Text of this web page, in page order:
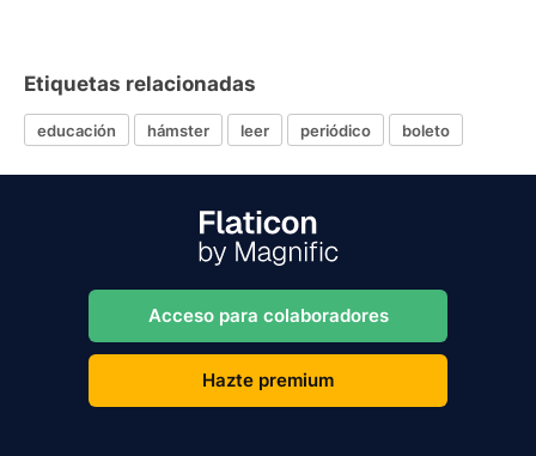
Etiquetas relacionadas
educación hámster leer periódico boleto
Acceso para colaboradores
Hazte premium